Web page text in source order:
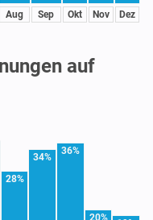
Aug Sep Okt Nov Dez
auf
28%
34%
36%